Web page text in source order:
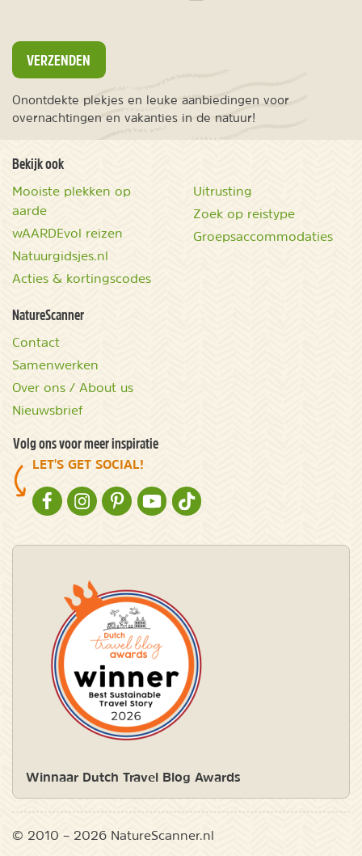
VERZENDEN
Onontdekte plekjes en leuke aanbiedingen voor
overnachtingen en vakanties in de natuur!
Bekijk ook
Mooiste plekken op
aarde
wAARDEvol reizen
Natuurgidsjes.nl
Acties & kortingscodes
Uitrusting
Zoek op reistype
Groepsaccommodaties
NatureScanner
Contact
Samenwerken
Over ons / About us
Nieuwsbrief
Volg ons voor meer inspiratie
LET'S GET SOCIAL!
NATURESCANNER OP FACEBOOK
NATURESCANNER OP INSTAGRAM
NATURESCANNER OP PINTEREST
NATURESCANNER OP YOUTUBE
NATURESCANNER OP TIKTOK
Winnaar Dutch Travel Blog Awards
© 2010 – 2026 NatureScanner.nl